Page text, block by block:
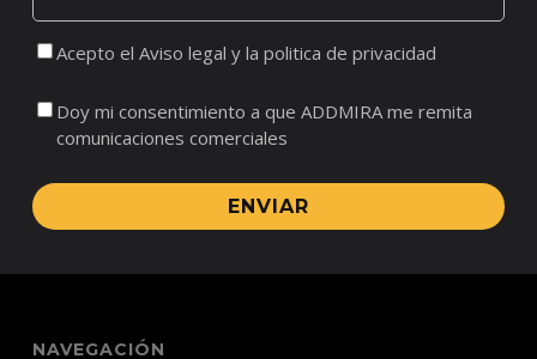
Acepto el Aviso legal y la politica de privacidad
Doy mi consentimiento a que ADDMIRA me remita
comunicaciones comerciales
ENVIAR
NAVEGACIÓN